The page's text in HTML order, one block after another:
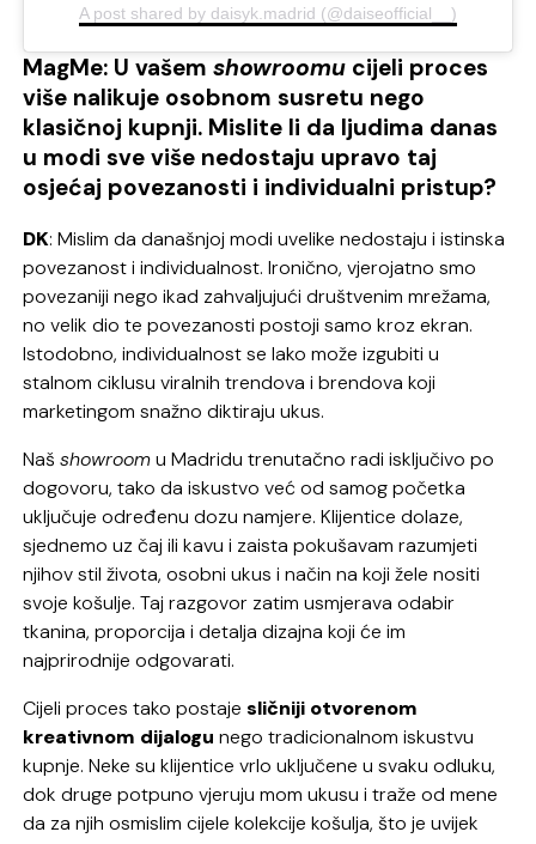
A post shared by daisyk.madrid (@daiseofficial__)
MagMe: U vašemshowroomu cijeli proces
više nalikuje osobnom susretu nego
klasičnoj kupnji. Mislite li da ljudima danas
u modi sve više nedostaju upravo taj
osjećaj povezanosti i individualni pristup?
DK: Mislim da današnjoj modi uvelike nedostaju i istinska
povezanost i individualnost. Ironično, vjerojatno smo
povezaniji nego ikad zahvaljujući društvenim mrežama,
no velik dio te povezanosti postoji samo kroz ekran.
Istodobno, individualnost se lako može izgubiti u
stalnom ciklusu viralnih trendova i brendova koji
marketingom snažno diktiraju ukus.
Našshowroomu Madridu trenutačno radi isključivo po
dogovoru, tako da iskustvo već od samog početka
uključuje određenu dozu namjere. Klijentice dolaze,
sjednemo uz čaj ili kavu i zaista pokušavam razumjeti
njihov stil života, osobni ukus i način na koji žele nositi
svoje košulje. Taj razgovor zatim usmjerava odabir
tkanina, proporcija i detalja dizajna koji će im
najprirodnije odgovarati.
Cijeli proces tako postajesličniji otvorenom
kreativnom dijalogu nego tradicionalnom iskustvu
kupnje. Neke su klijentice vrlo uključene u svaku odluku,
dok druge potpuno vjeruju mom ukusu i traže od mene
da za njih osmislim cijele kolekcije košulja, što je uvijek